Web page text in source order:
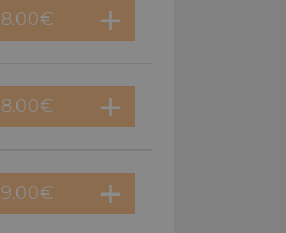
8.00€
8.00€
9.00€